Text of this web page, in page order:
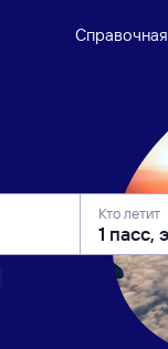
Справочная
Кто летит